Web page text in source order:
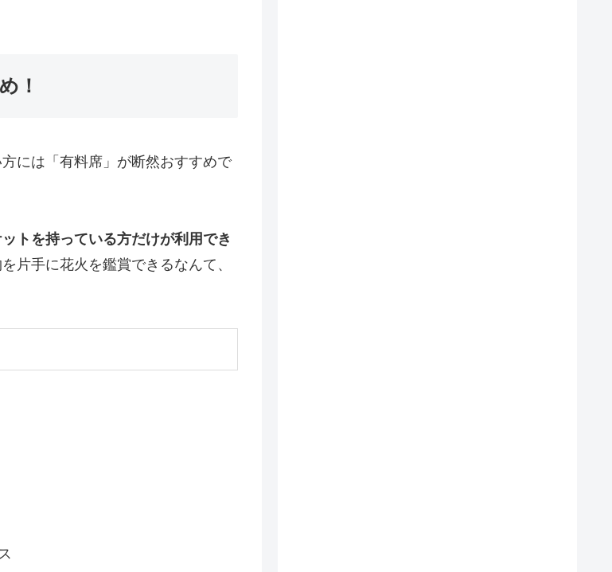
！
には「有料席」が断然おすすめで
トを持っている方だけが利用でき
片手に花火を鑑賞できるなんて、